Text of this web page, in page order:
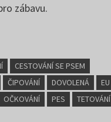
zábavu.
CESTOVÁNÍ SE PSEM
ČIPOVÁNÍ DOVOLENÁ
EU
OČKOVÁNÍ PES TETOVÁNÍ